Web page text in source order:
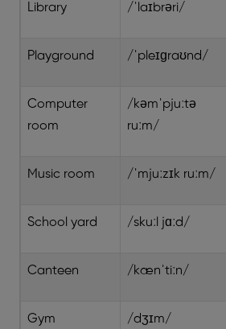
Library /ˈlaɪbrəri/
Playground /ˈpleɪɡraʊnd/
Computer
room
/kəmˈpjuːtə
ruːm/
Music room /ˈmjuːzɪk ruːm/
School yard /skuːl jɑːd/
Canteen /kænˈtiːn/
Gym /dʒɪm/